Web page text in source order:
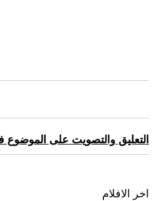
التعليق والتصويت على الموضوع
اخر الافلام